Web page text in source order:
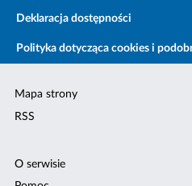
Deklaracja dostępności
Polityka dotycząca cookies i
Mapa strony
RSS
O serwisie